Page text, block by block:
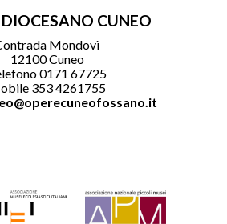
CUNEO
Mondovì
12100 Cuneo
0171 67725
353 4261755